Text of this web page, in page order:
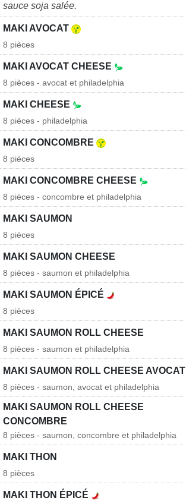
sauce soja salée.
MAKI AVOCAT
8 pièces
MAKI AVOCAT CHEESE
8 pièces - avocat et philadelphia
MAKI CHEESE
8 pièces - philadelphia
MAKI CONCOMBRE
8 pièces
MAKI CONCOMBRE CHEESE
8 pièces - concombre et philadelphia
MAKI SAUMON
8 pièces
MAKI SAUMON CHEESE
8 pièces - saumon et philadelphia
MAKI SAUMON ÉPICÉ
8 pièces
MAKI SAUMON ROLL CHEESE
8 pièces - saumon et philadelphia
MAKI SAUMON ROLL CHEESE AVOCAT
8 pièces - saumon, avocat et philadelphia
MAKI SAUMON ROLL CHEESE
CONCOMBRE
8 pièces - saumon, concombre et philadelphia
MAKI THON
8 pièces
MAKI THON ÉPICÉ